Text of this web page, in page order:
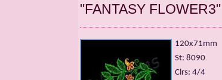
"FANTASY FLOWER3"
120x71mm
St: 8090
Clrs: 4/4